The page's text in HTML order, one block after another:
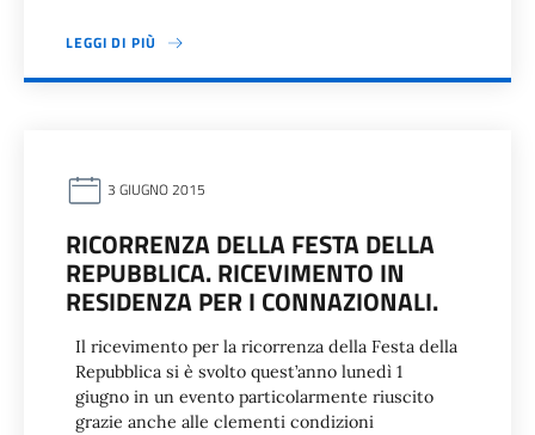
LEGGI DI PIÙ
3 GIUGNO 2015
RICORRENZA DELLA FESTA DELLA
REPUBBLICA. RICEVIMENTO IN
RESIDENZA PER I CONNAZIONALI.
Il ricevimento per la ricorrenza della Festa della
Repubblica si è svolto quest’anno lunedì 1
giugno in un evento particolarmente riuscito
grazie anche alle clementi condizioni